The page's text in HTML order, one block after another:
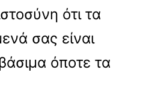
ότι τα
σας είναι
όποτε τα